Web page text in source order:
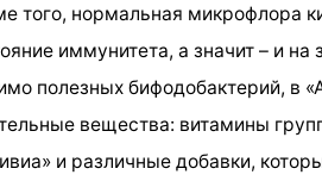
того, нормальная микрофлора
иммунитета, а значит – и на
полезных бифодобактерий, в
вещества: витамины
и различные добавки,